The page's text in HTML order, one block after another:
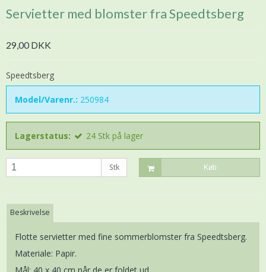
Servietter med blomster fra Speedtsberg
29,00 DKK
Speedtsberg
Model/Varenr.: 250984
Lagerstatus: 24 Stk på lager
Stk Køb
Beskrivelse
Flotte servietter med fine sommerblomster fra Speedtsberg.
Materiale: Papir.